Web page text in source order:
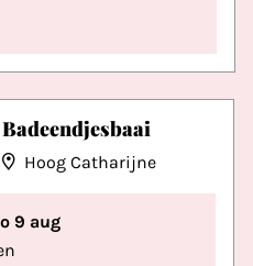
Badeendjesbaai
Hoog Catharijne
9 aug